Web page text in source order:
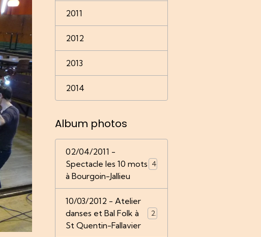
2011
2012
2013
2014
Album photos
02/04/2011 -
Spectacle les 10 mots
à Bourgoin-Jallieu
10/03/2012 - Atelier
danses et Bal Folk à
St Quentin-Fallavier
22